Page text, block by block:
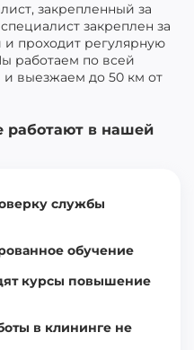
закрепленный за
закреплен за
проходит регулярную
работаем по всей
и выезжаем до 50 км от
работают в нашей
службы
обучение
курсы повышение
в клининге не